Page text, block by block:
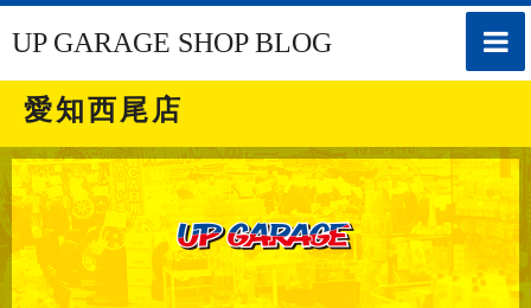
toggle
UP GARAGE SHOP BLOG
愛知西尾店